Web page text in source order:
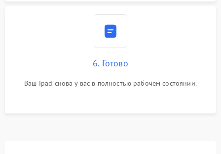
6. Готово
Ваш ipad снова у вас в полностью рабочем состоянии.